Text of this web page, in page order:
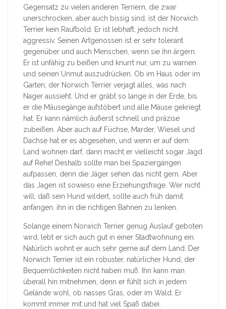
Gegensatz zu vielen anderen Terriern, die zwar
unerschrocken, aber auch bissig sind, ist der Norwich
Terrier kein Raufbold. Er ist lebhaft, jedoch nicht
aggressiv. Seinen Artgenossen ist er sehr tolerant
gegenüber und auch Menschen, wenn sie ihn ärgern.
Er ist unfähig zu beißen und knurrt nur, um zu warnen
und seinen Unmut auszudrücken. Ob im Haus oder im
Garten, der Norwich Terrier verjagt alles, was nach
Nager aussieht. Und er gräbt so lange in der Erde, bis
er die Mäusegänge aufstöbert und alle Mäuse gekriegt
hat. Er kann nämlich äußerst schnell und präzise
zubeißen. Aber auch auf Füchse, Marder, Wiesel und
Dachse hat er es abgesehen, und wenn er auf dem
Land wohnen darf, dann macht er vielleicht sogar Jagd
auf Rehe! Deshalb sollte man bei Spaziergängen
aufpassen, denn die Jäger sehen das nicht gern. Aber
das Jagen ist sowieso eine Erziehungsfrage. Wer nicht
will, daß sein Hund wildert, sollte auch früh damit
anfangen, ihn in die richtigen Bahnen zu lenken.
Solange einem Norwich Terrier genug Auslauf geboten
wird, lebt er sich auch gut in einer Stadtwohnung ein.
Natürlich wohnt er auch sehr gerne auf dem Land. Der
Norwich Terrier ist ein robuster, natürlicher Hund, der
Bequemlichkeiten nicht haben muß. Ihn kann man
überall hin mitnehmen, denn er fühlt sich in jedem
Gelände wohl, ob nasses Gras, oder im Wald. Er
kommt immer mit und hat viel Spaß dabei.